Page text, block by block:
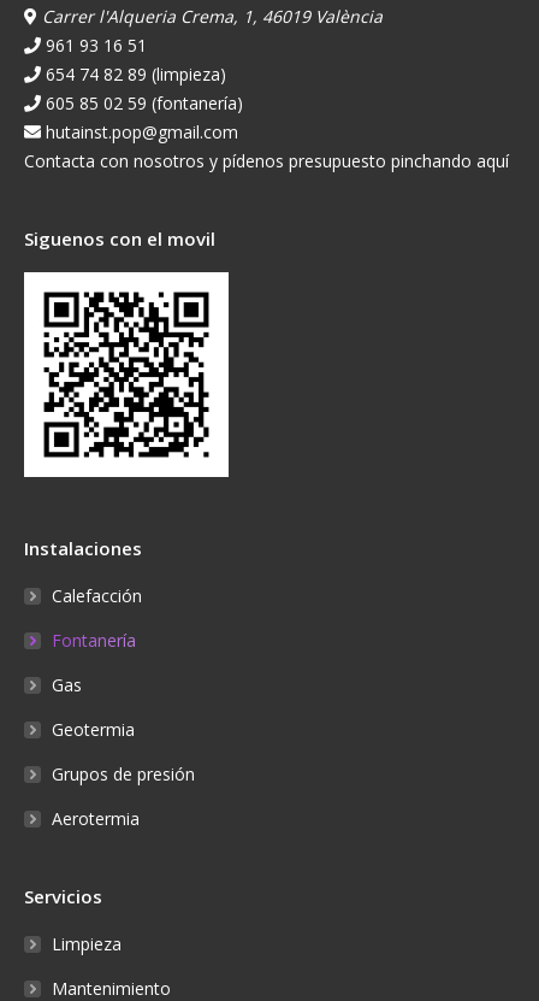
Carrer l'Alqueria Crema, 1, 46019 València
961 93 16 51
654 74 82 89 (limpieza)
605 85 02 59 (fontanería)
hutainst.pop@gmail.com
Contacta con nosotros y pídenos presupuesto pinchando aquí
Siguenos con el movil
Instalaciones
Calefacción
Fontanería
Gas
Geotermia
Grupos de presión
Aerotermia
Servicios
Limpieza
Mantenimiento